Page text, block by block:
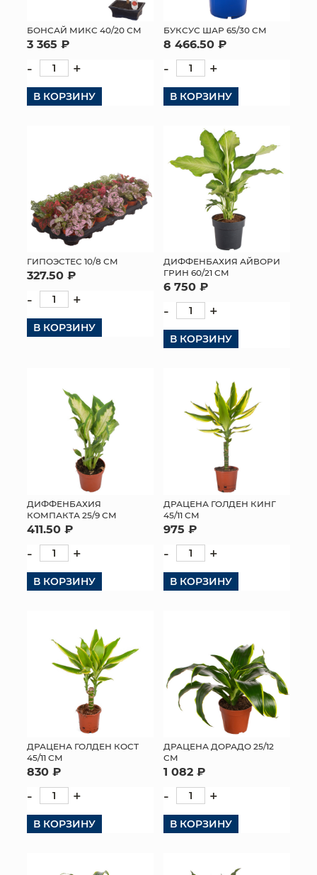
БОНСАЙ МИКС 40/20 СМ
3 365 ₽
- +
В КОРЗИНУ
БУКСУС ШАР 65/30 СМ
8 466.50 ₽
- +
В КОРЗИНУ
ГИПОЭСТЕС 10/8 СМ
327.50 ₽
- +
В КОРЗИНУ
ДИФФЕНБАХИЯ АЙВОРИ
ГРИН 60/21 СМ
6 750 ₽
- +
В КОРЗИНУ
ДИФФЕНБАХИЯ
КОМПАКТА 25/9 СМ
411.50 ₽
- +
В КОРЗИНУ
ДРАЦЕНА ГОЛДЕН КИНГ
45/11 СМ
975 ₽
- +
В КОРЗИНУ
ДРАЦЕНА ГОЛДЕН КОСТ
45/11 СМ
830 ₽
- +
В КОРЗИНУ
ДРАЦЕНА ДОРАДО 25/12
СМ
1 082 ₽
- +
В КОРЗИНУ